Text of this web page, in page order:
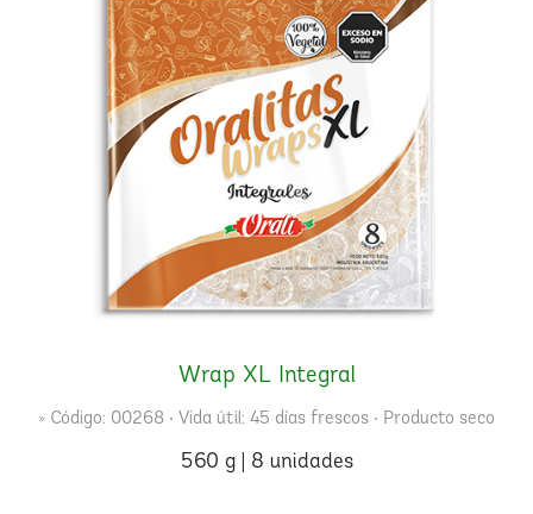
Wrap XL Integral
» Código: 00268 • Vida útil: 45 días frescos • Producto seco
560 g | 8 unidades